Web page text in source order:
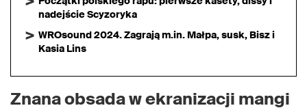
nadejście Scyzoryka
WROsound 2024. Zagrają m.in. Małpa, susk, Bisz i
Kasia Lins
Znana obsada w ekranizacji mangi